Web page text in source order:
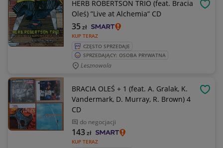
HERB ROBERTSON TRIO (feat. Bracia
Oleś) ”Live at Alchemia” CD
KUP TERAZ
35zł
CZĘSTO SPRZEDAJE
SPRZEDAJĄCY: OSOBA PRYWATNA
Lesznowola
BRACIA OLEŚ + 1 (feat. A. Gralak, K.
Vandermark, D. Murray, R. Brown) 4
CD
do negocjacji
KUP TERAZ
143zł